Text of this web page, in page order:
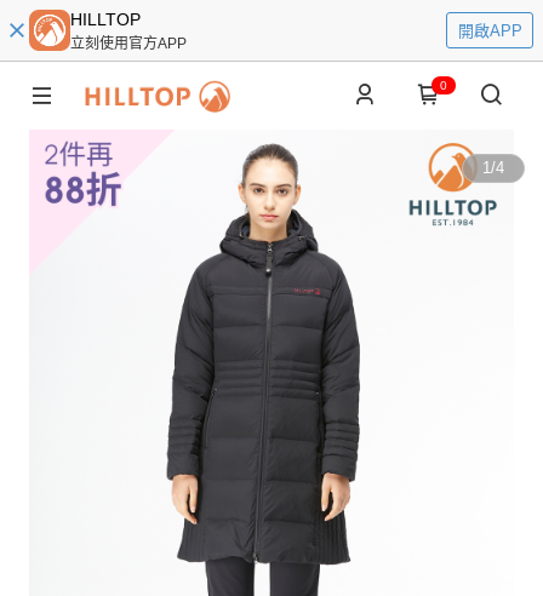
HILLTOP
立刻使用官方APP
開啟APP
0
1/4